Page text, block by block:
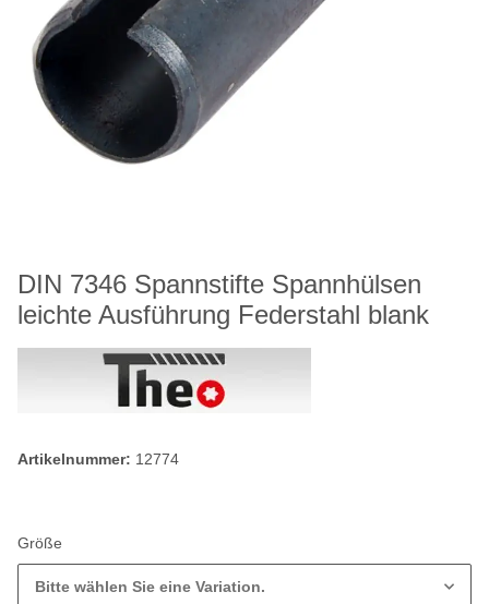
DIN 7346 Spannstifte Spannhülsen
leichte Ausführung Federstahl blank
Artikelnummer: 12774
Größe
Bitte wählen Sie eine Variation.